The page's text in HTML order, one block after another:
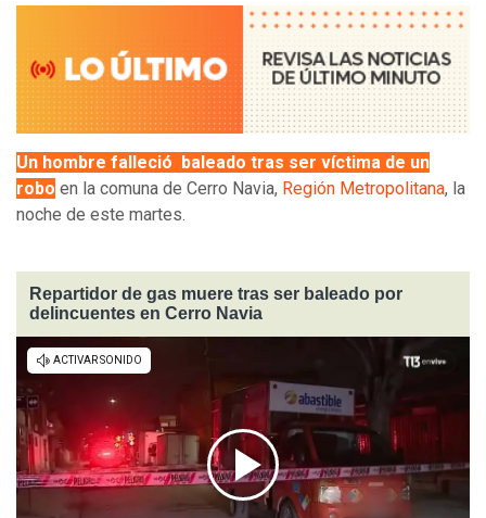
Un hombre falleció baleado tras ser víctima de un
robo en la comuna de Cerro Navia, Región Metropolitana, la
noche de este martes.
Repartidor de gas muere tras ser baleado por
delincuentes en Cerro Navia